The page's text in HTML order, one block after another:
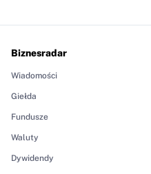
Biznesradar
Wiadomości
Giełda
Fundusze
Waluty
Dywidendy